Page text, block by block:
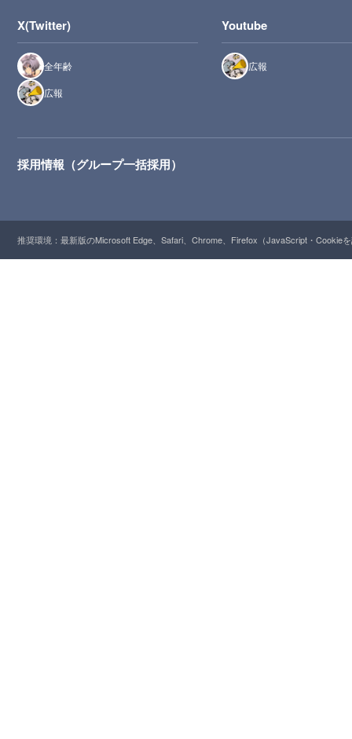
X(Twitter)
全年齢
広報
Youtube
広報
採用情報（グループ一括採用）
推奨環境：最新版のMicrosoft Edge、Safari、Chrome、Firefox（JavaScript・Cookie